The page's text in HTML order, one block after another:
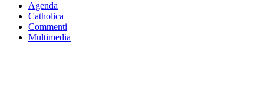
Agenda
Catholica
Commenti
Multimedia